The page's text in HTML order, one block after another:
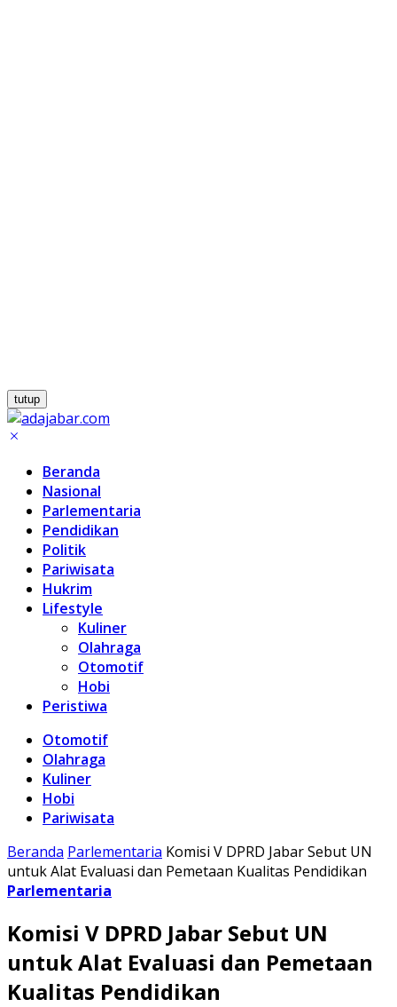
tutup
Beranda
Nasional
Parlementaria
Pendidikan
Politik
Pariwisata
Hukrim
Lifestyle
Kuliner
Olahraga
Otomotif
Hobi
Peristiwa
Otomotif
Olahraga
Kuliner
Hobi
Pariwisata
Beranda Parlementaria Komisi V DPRD Jabar Sebut UN
untuk Alat Evaluasi dan Pemetaan Kualitas Pendidikan
Parlementaria
Komisi V DPRD Jabar Sebut UN
untuk Alat Evaluasi dan Pemetaan
Kualitas Pendidikan